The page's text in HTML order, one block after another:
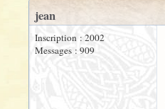
jean
Inscription : 2002
Messages : 909